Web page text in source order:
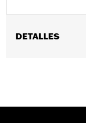
DETALLES